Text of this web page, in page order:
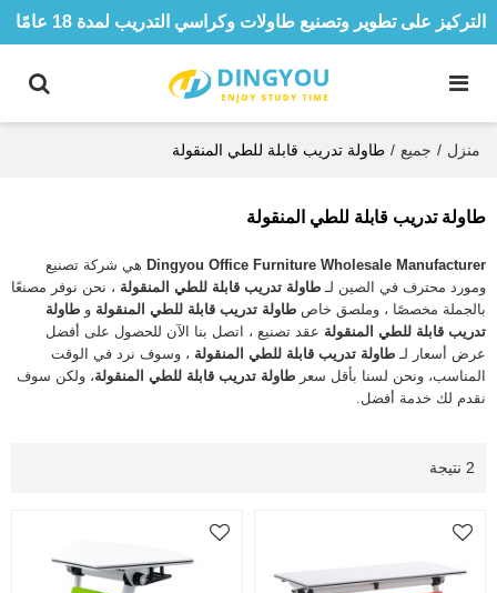
التركيز على تطوير وتصنيع طاولات وكراسي التدريب لمدة 18 عامًا
منزل / جميع / طاولة تدريب قابلة للطي المنقولة
طاولة تدريب قابلة للطي المنقولة
Dingyou Office Furniture Wholesale Manufacturer هي شركة تصنيع
ومورد محترف في الصين لـ طاولة تدريب قابلة للطي المنقولة ، نحن نوفر مصنعًا
بالجملة مخصصًا ، وملصق خاص طاولة تدريب قابلة للطي المنقولة و طاولة
تدريب قابلة للطي المنقولة عقد تصنيع ، اتصل بنا الآن للحصول على أفضل
عرض أسعار لـ طاولة تدريب قابلة للطي المنقولة ، وسوف نرد في الوقت
المناسب، ونحن لسنا بأقل سعر طاولة تدريب قابلة للطي المنقولة، ولكن سوف
نقدم لك خدمة أفضل.
2 نتيجة